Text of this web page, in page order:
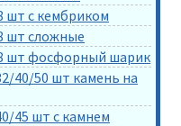
шт с кембриком
шт сложные
шт фосфорный шарик
40/50 шт камень на
45 шт с камнем